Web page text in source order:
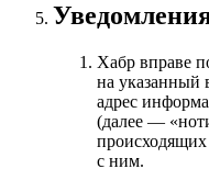
Хабр вправе
на указанный
адрес
(далее —
с ним.